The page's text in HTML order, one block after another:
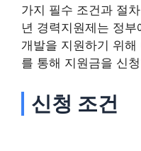
가지 필수 조건과 절
년 경력지원제는 정
개발을 지원하기 위
를 통해 지원금을 신
신청 조건